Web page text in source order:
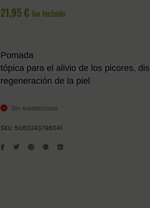
21,95€ Iva Incluido
Pomada
tópica para el alivio de los picores,
regeneración de la piel
Sin existencias
SKU: 5060343796041